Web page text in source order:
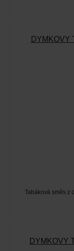
DÝMKOVÝ
Tabáková směs z
DÝMKOVÝ